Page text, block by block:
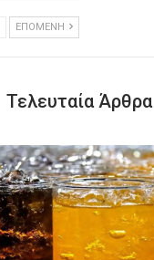
ΕΠΟΜΕΝΗ
Τελευταία Άρθρα